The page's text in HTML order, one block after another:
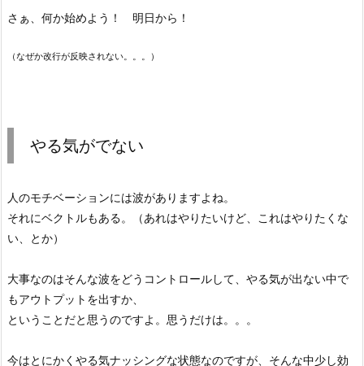
さぁ、何か始めよう！ 明日から！
（なぜか改行が反映されない。。。）
やる気がでない
人のモチベーションには波がありますよね。
それにベクトルもある。（あれはやりたいけど、これはやりたくな
い、とか）
大事なのはそんな波をどうコントロールして、やる気が出ない中で
もアウトプットを出すか、
ということだと思うのですよ。思うだけは。。。
今はとにかくやる気ナッシングな状態なのですが、そんな中少し効